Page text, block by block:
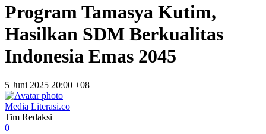
Program Tamasya Kutim,
Hasilkan SDM Berkualitas
Indonesia Emas 2045
5 Juni 2025 20:00 +08
Media Literasi.co
Tim Redaksi
0